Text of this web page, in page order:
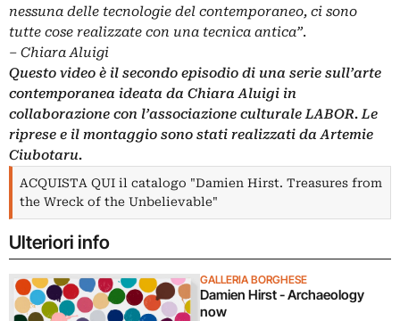
nessuna delle tecnologie del contemporaneo, ci sono
tutte cose realizzate con una tecnica antica”.
– Chiara Aluigi
Questo video è il secondo episodio di una serie sull’arte
contemporanea ideata da Chiara Aluigi in
collaborazione con l’associazione culturale LABOR. Le
riprese e il montaggio sono stati realizzati da Artemie
Ciubotaru.
ACQUISTA QUI il catalogo "Damien Hirst. Treasures from
the Wreck of the Unbelievable"
Ulteriori info
GALLERIA BORGHESE
Damien Hirst - Archaeology
now